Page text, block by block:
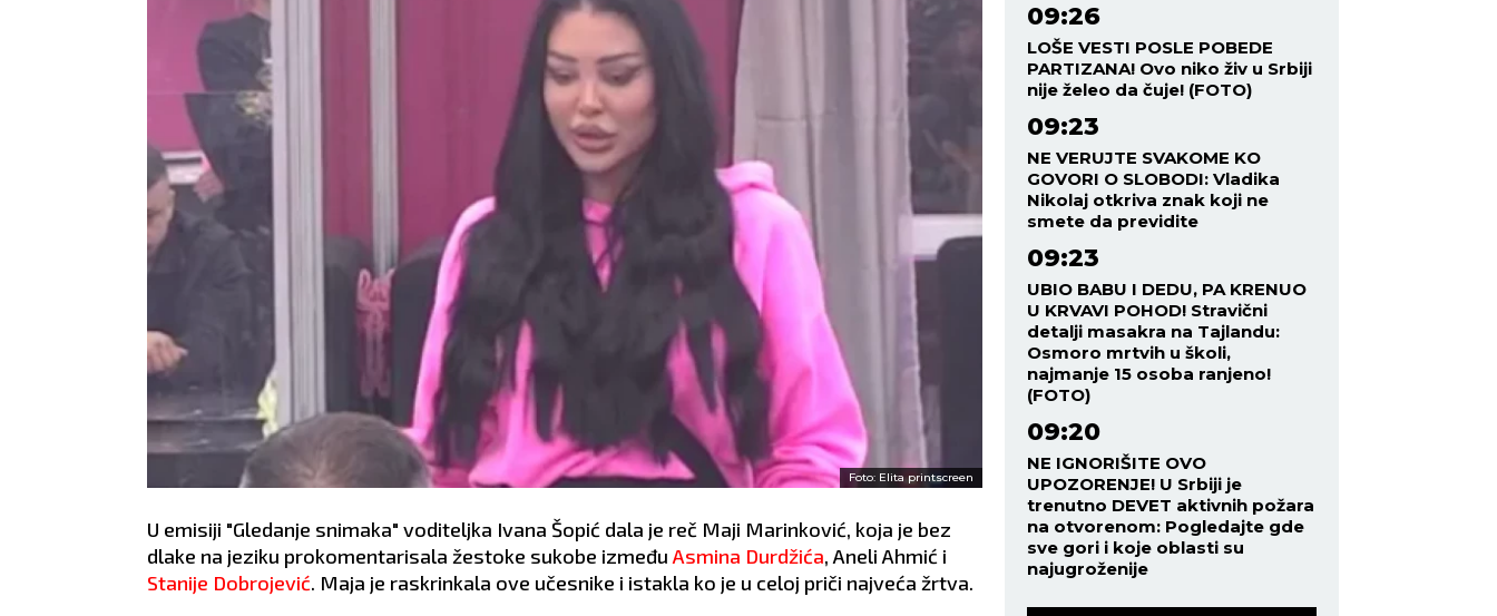
Foto: Elita printscreen
U emisiji "Gledanje snimaka" voditeljka Ivana Šopić dala je reč Maji Marinković, koja je bez
dlake na jeziku prokomentarisala žestoke sukobe između Asmina Durdžića, Aneli Ahmić i
Stanije Dobrojević. Maja je raskrinkala ove učesnike i istakla ko je u celoj priči najveća žrtva.
09:26
LOŠE VESTI POSLE POBEDE
PARTIZANA! Ovo niko živ u Srbiji
nije želeo da čuje! (FOTO)
09:23
NE VERUJTE SVAKOME KO
GOVORI O SLOBODI: Vladika
Nikolaj otkriva znak koji ne
smete da previdite
09:23
UBIO BABU I DEDU, PA KRENUO
U KRVAVI POHOD! Stravični
detalji masakra na Tajlandu:
Osmoro mrtvih u školi,
najmanje 15 osoba ranjeno!
(FOTO)
09:20
NE IGNORIŠITE OVO
UPOZORENJE! U Srbiji je
trenutno DEVET aktivnih požara
na otvorenom: Pogledajte gde
sve gori i koje oblasti su
najugroženije